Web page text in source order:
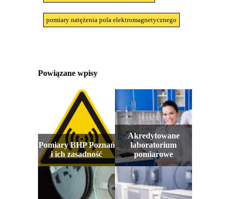
pomiary natężenia pola elektromagnetycznego
Powiązane wpisy
Pomiary BHP Poznań
i ich zasadność
Akredytowane
laboratorium
pomiarowe